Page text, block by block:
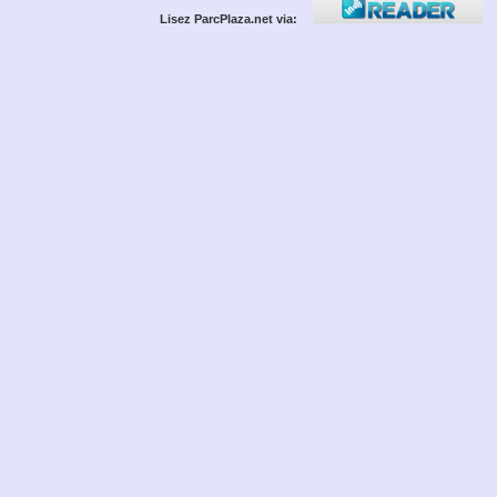
Lisez ParcPlaza.net via: